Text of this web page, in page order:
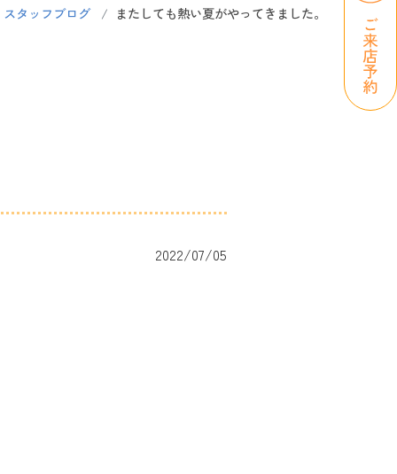
スタッフブログ またしても熱い夏がやってきました。
2022/07/05